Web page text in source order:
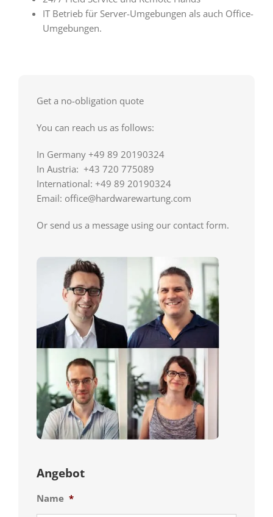
IT Betrieb für Server-Umgebungen als auch Office-
Umgebungen.
Get a no-obligation quote
You can reach us as follows:
In Germany +49 89 20190324
In Austria: +43 720 775089
International: +49 89 20190324
Email: office@hardwarewartung.com
Or send us a message using our contact form.
Angebot
Name *